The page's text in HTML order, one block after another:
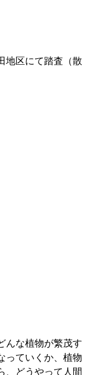
地区にて踏査（散
んな植物が繁茂す
っていくか、植物
、どうやって人間